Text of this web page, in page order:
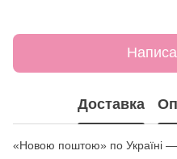
Доставка
«Новою поштою» по Україні —